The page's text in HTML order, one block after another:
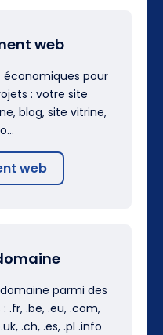
web
économiques pour
: votre site
blog, site vitrine,
web
parmi des
.fr, .be, .eu, .com,
.ch, .es, .pl .info